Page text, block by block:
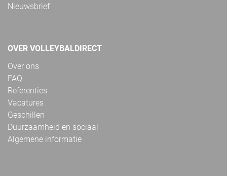
Nieuwsbrief
OVER VOLLEYBALDIRECT
Over ons
FAQ
Referenties
Vacatures
Geschillen
Duurzaamheid en sociaal
Algemene informatie